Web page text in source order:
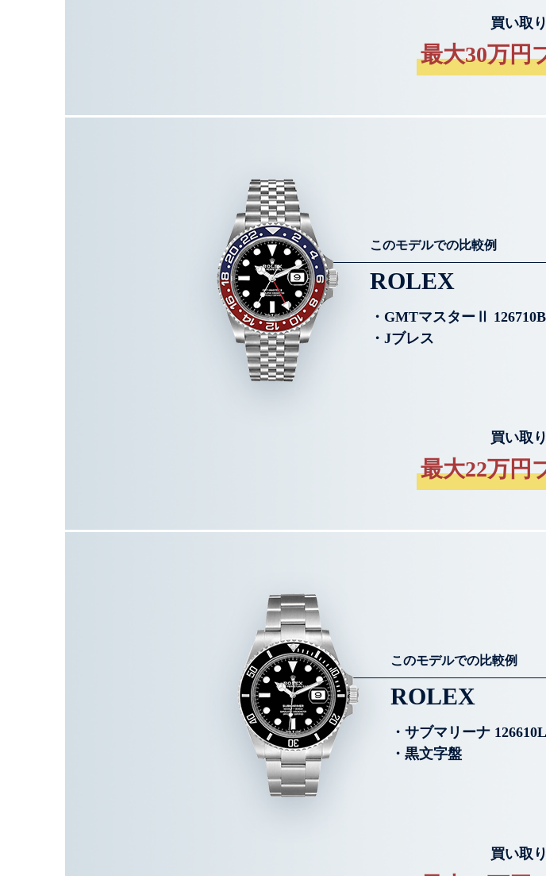
買い取
最大30万円
このモデルでの比較例
ROLEX
・GMTマスターⅡ
・Jブレス
買い取
最大22万円
このモデルでの比較例
ROLEX
・サブマリーナ
・黒文字盤
買い取